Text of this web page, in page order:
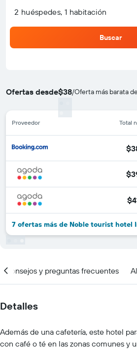
2 huéspedes, 1 habitación
Buscar
Ofertas desde$38/Oferta más barata
Proveedor Total
7 ofertas más de Noble tourist hotel
Consejos y preguntas frecuentes
Detalles
Además de una cafetería, este hotel
con café o té en las zonas comunes y